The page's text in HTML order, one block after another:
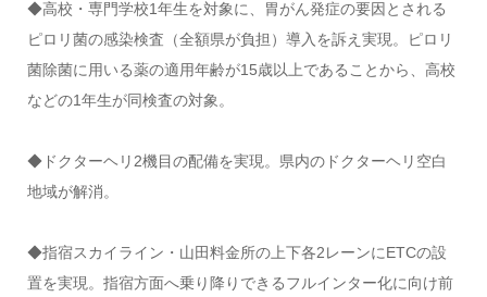
◆高校・専門学校1年生を対象に、胃がん発症の要因とされる
ピロリ菌の感染検査（全額県が負担）導入を訴え実現。ピロリ
菌除菌に用いる薬の適用年齢が15歳以上であることから、高校
などの1年生が同検査の対象。
◆ドクターヘリ2機目の配備を実現。県内のドクターヘリ空白
地域が解消。
◆指宿スカイライン・山田料金所の上下各2レーンにETCの設
置を実現。指宿方面へ乗り降りできるフルインター化に向け前